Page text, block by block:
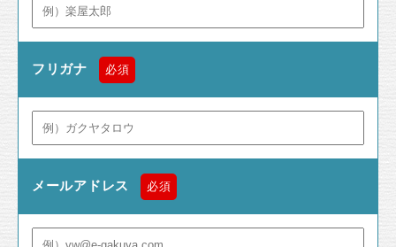
フリガナ 必須
メールアドレス 必須